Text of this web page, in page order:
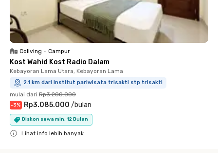
Coliving • Campur
Kost Wahid Kost Radio Dalam
Kebayoran Lama Utara, Kebayoran Lama
2.1 km dari institut pariwisata trisakti stp trisakti
mulai dari Rp3.200.000
-3% Rp3.085.000 /bulan
Diskon sewa min. 12 Bulan
Lihat info lebih banyak